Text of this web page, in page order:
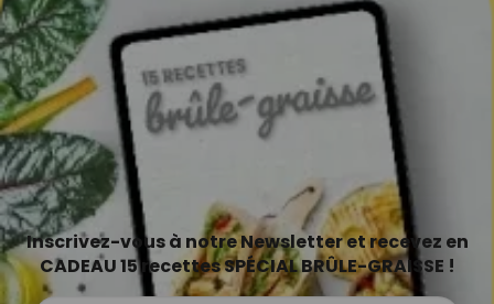
Inscrivez-vous à notre Newsletter et recevez en
CADEAU 15 recettes SPÉCIAL BRÛLE-GRAISSE !